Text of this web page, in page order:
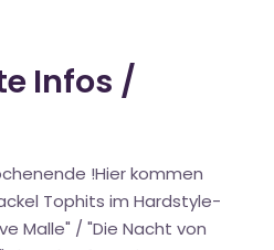
Infos /
!Hier kommen
Tophits im Hardstyle-
Malle" / "Die Nacht von